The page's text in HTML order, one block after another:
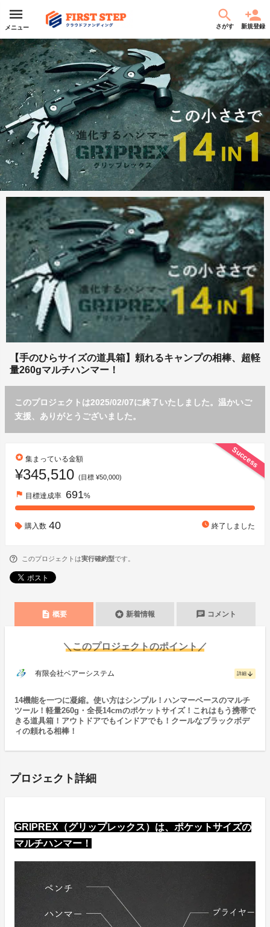
メニュー さがす 新規登録
【手のひらサイズの道具箱】頼れるキャンプの相棒、超軽
量260gマルチハンマー！
このプロジェクトは2025/02/07に終了いたしました。温かいご
支援、ありがとうございました。
Success
stars 集まっている金額
¥345,510 (目標 ¥50,000)
flag 目標達成率 691%
購入数 40 watch_later 終了しました
このプロジェクトは実行確約型です。
description 概要 stars 新着情報 chat コメント
＼このプロジェクトのポイント／
有限会社ベアーシステム 詳細 arrow_downward
14機能を一つに凝縮。使い方はシンプル！ハンマーベースのマルチ
ツール！軽量260g・全長14cmのポケットサイズ！これはもう携帯で
きる道具箱！アウトドアでもインドアでも！クールなブラックボデ
ィの頼れる相棒！
プロジェクト詳細
GRIPREX（グリップレックス）は、ポケットサイズの
マルチハンマー！